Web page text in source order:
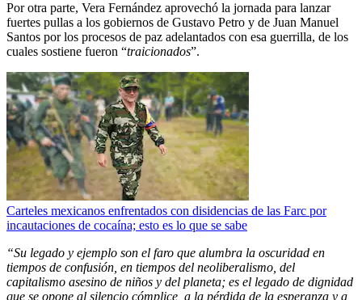
Por otra parte, Vera Fernández aprovechó la jornada para lanzar
fuertes pullas a los gobiernos de Gustavo Petro y de Juan Manuel
Santos por los procesos de paz adelantados con esa guerrilla, de los
cuales sostiene fueron “traicionados”.
Carteles mexicanos enfrentados con disidencias de las Farc por
incautaciones de cocaína; esto es lo que se sabe
“Su legado y ejemplo son el faro que alumbra la oscuridad en
tiempos de confusión, en tiempos del neoliberalismo, del
capitalismo asesino de niños y del planeta; es el legado de dignidad
que se opone al silencio cómplice, a la pérdida de la esperanza y a